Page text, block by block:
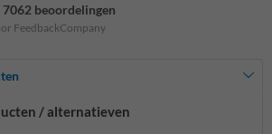
7062 beoordelingen
FeedbackCompany
/ alternatieven